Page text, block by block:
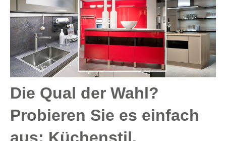
Die Qual der Wahl?
Probieren Sie es einfach